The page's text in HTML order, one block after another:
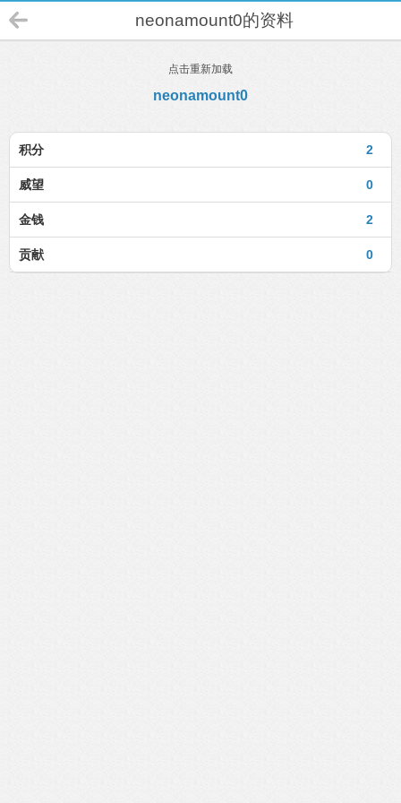
neonamount0的资料
点击重新加载
neonamount0
2
积分
0
威望
2
金钱
0
贡献